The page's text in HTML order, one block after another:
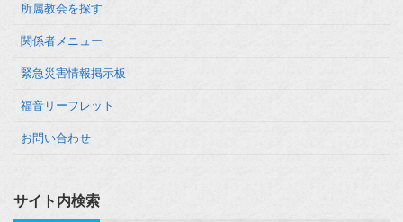
所属教会を探す
関係者メニュー
緊急災害情報掲示板
福音リーフレット
お問い合わせ
サイト内検索